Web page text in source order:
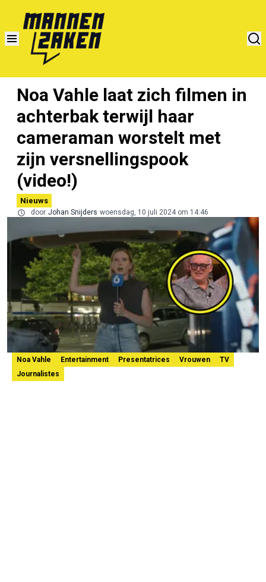
Noa Vahle laat zich filmen in
achterbak terwijl haar
cameraman worstelt met
zijn versnellingspook
(video!)
Nieuws
door Johan Snijders woensdag, 10 juli 2024 om 14:46
Noa Vahle Entertainment Presentatrices Vrouwen
TV
Journalistes